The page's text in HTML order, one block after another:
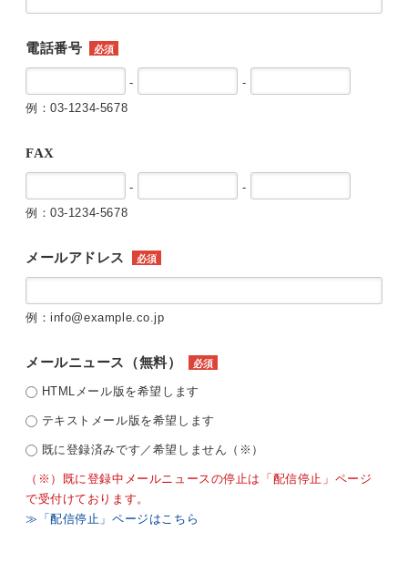
電話番号 必須
-
-
例：03-1234-5678
FAX
-
-
例：03-1234-5678
メールアドレス 必須
例：info@example.co.jp
メールニュース（無料） 必須
HTMLメール版を希望します
テキストメール版を希望します
既に登録済みです／希望しません（※）
（※）既に登録中メールニュースの停止は「配信停止」ページ
で受付けております。
≫「配信停止」ページはこちら